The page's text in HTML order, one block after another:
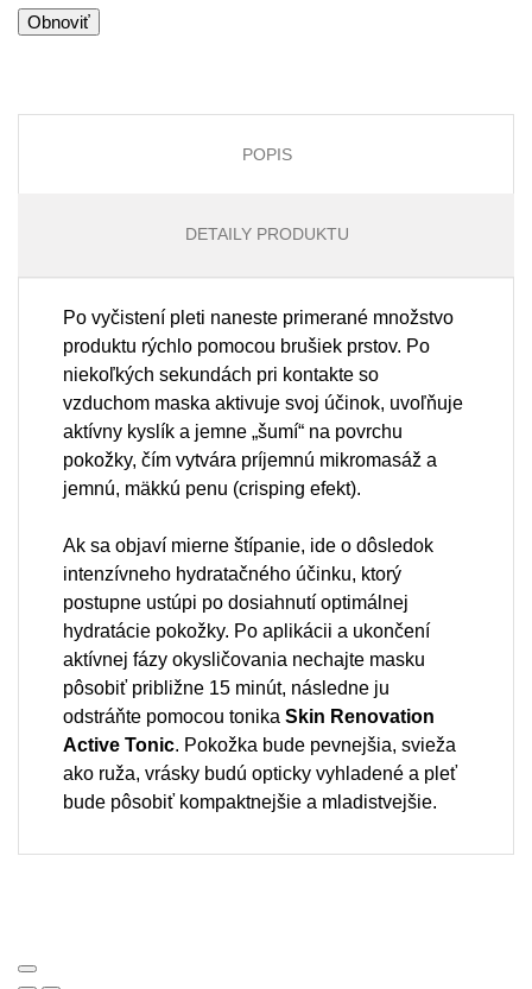
POPIS
DETAILY PRODUKTU
Po vyčistení pleti naneste primerané množstvo
produktu rýchlo pomocou brušiek prstov. Po
niekoľkých sekundách pri kontakte so
vzduchom maska aktivuje svoj účinok, uvoľňuje
aktívny kyslík a jemne „šumí“ na povrchu
pokožky, čím vytvára príjemnú mikromasáž a
jemnú, mäkkú penu (crisping efekt).
Ak sa objaví mierne štípanie, ide o dôsledok
intenzívneho hydratačného účinku, ktorý
postupne ustúpi po dosiahnutí optimálnej
hydratácie pokožky. Po aplikácii a ukončení
aktívnej fázy okysličovania nechajte masku
pôsobiť približne 15 minút, následne ju
odstráňte pomocou tonika Skin Renovation
Active Tonic. Pokožka bude pevnejšia, svieža
ako ruža, vrásky budú opticky vyhladené a pleť
bude pôsobiť kompaktnejšie a mladistvejšie.